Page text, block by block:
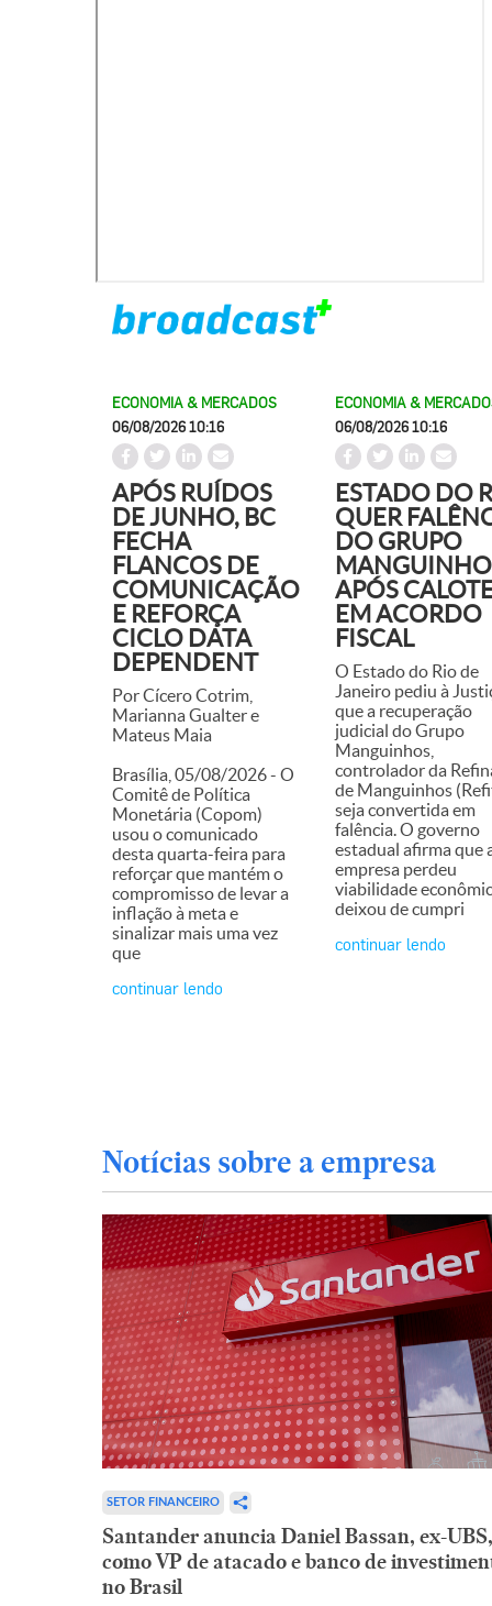
ECONOMIA & MERCADOS
06/08/2026 10:16
APÓS RUÍDOS
DE JUNHO, BC
FECHA
FLANCOS DE
COMUNICAÇÃO
E REFORÇA
CICLO DATA
DEPENDENT
Por Cícero Cotrim,
Marianna Gualter e
Mateus Maia
Brasília, 05/08/2026 - O
Comitê de Política
Monetária (Copom)
usou o comunicado
desta quarta-feira para
reforçar que mantém o
compromisso de levar a
inflação à meta e
sinalizar mais uma vez
que
continuar lendo
ECONOMIA &
06/08/2026 10:16
ESTADO DO
QUER
DO GRUPO
APÓS
EM ACORDO
FISCAL
O Estado do Rio de
Janeiro pediu à
que a recuperação
judicial do Grupo
Manguinhos,
controlador da
de Manguinhos
seja convertida em
falência. O governo
estadual afirma que
empresa perdeu
viabilidade
deixou de cumpri
continuar lendo
Notícias sobre a empresa
SETOR FINANCEIRO
Santander anuncia Daniel Bassan, ex-UBS,
como VP de atacado e banco de
no Brasil